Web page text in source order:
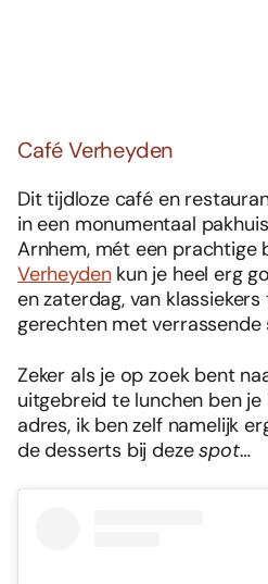
Café Verheyden
Dit tijdloze café en
in een monumentaal
Arnhem, mét een prachtige
Verheydenkun je heel erg
en zaterdag, van
gerechten met verrassende
Zeker als je op zoek bent
uitgebreid te lunchen ben
adres, ik ben zelf namelijk
de desserts bij dezespot…